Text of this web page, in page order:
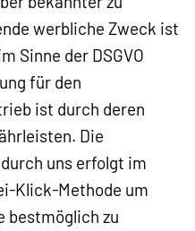
werbliche Zweck ist
Sinne der DSGVO
für den
ist durch deren
Die
uns erfolgt im
Klick-Methode um
bestmöglich zu